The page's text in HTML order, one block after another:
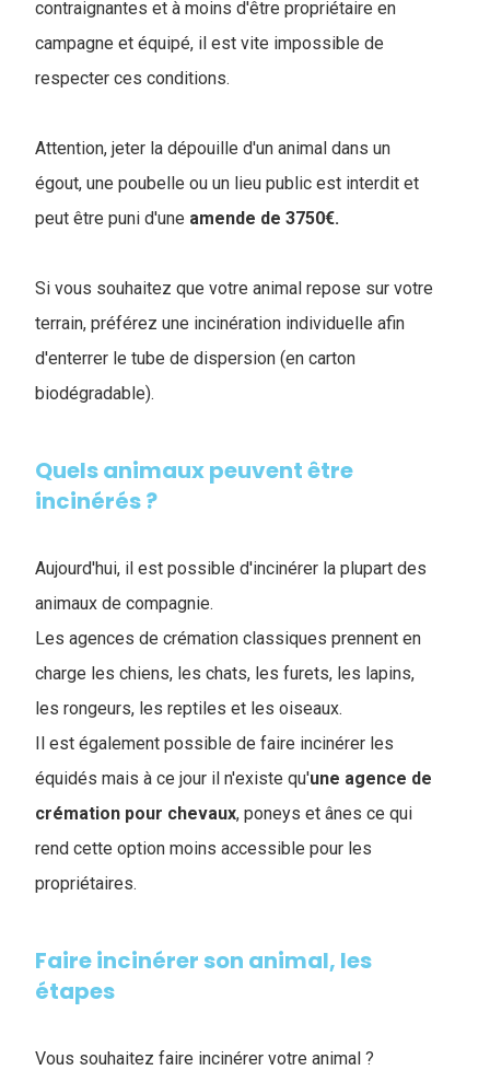
contraignantes et à moins d'être propriétaire en
campagne et équipé, il est vite impossible de
respecter ces conditions.
Attention, jeter la dépouille d'un animal dans un
égout, une poubelle ou un lieu public est interdit et
peut être puni d'une amende de 3750€.
Si vous souhaitez que votre animal repose sur votre
terrain, préférez une incinération individuelle afin
d'enterrer le tube de dispersion (en carton
biodégradable).
Quels animaux peuvent être
incinérés ?
Aujourd'hui, il est possible d'incinérer la plupart des
animaux de compagnie.
Les agences de crémation classiques prennent en
charge les chiens, les chats, les furets, les lapins,
les rongeurs, les reptiles et les oiseaux.
Il est également possible de faire incinérer les
équidés mais à ce jour il n'existe qu'une agence de
crémation pour chevaux, poneys et ânes ce qui
rend cette option moins accessible pour les
propriétaires.
Faire incinérer son animal, les
étapes
Vous souhaitez faire incinérer votre animal ?